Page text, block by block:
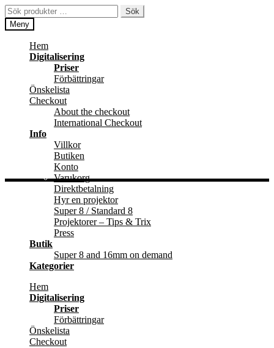
Hoppa
till
navigering
Hoppa
till
innehåll
Sök
efter:
Sök
Meny
Hem
Digitalisering
Priser
Förbättringar
Önskelista
Checkout
About the checkout
International Checkout
Info
Villkor
Butiken
Konto
Varukorg
Direktbetalning
Hyr en projektor
Super 8 / Standard 8
Projektorer – Tips & Trix
Press
Butik
Super 8 and 16mm on demand
Kategorier
Hem
Digitalisering
Priser
Förbättringar
Önskelista
Checkout